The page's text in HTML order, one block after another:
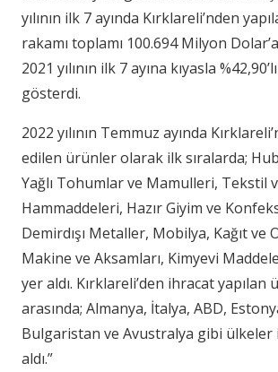
yılının ilk 7 ayında Kırklareli’nden
rakamı toplamı 100.694 Milyon
2021 yılının ilk 7 ayına kıyasla
gösterdi.
2022 yılının Temmuz ayında
edilen ürünler olarak ilk sıralarda;
Yağlı Tohumlar ve Mamulleri, Tekstil
Hammaddeleri, Hazır Giyim ve
Demirdışı Metaller, Mobilya, Kağıt ve
Makine ve Aksamları, Kimyevi
yer aldı. Kırklareli’den ihracat yapılan
arasında; Almanya, İtalya, ABD,
Bulgaristan ve Avustralya gibi ülkeler
aldı.”